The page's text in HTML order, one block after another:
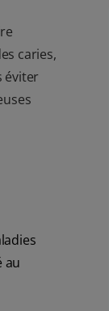
caries,
éviter
au